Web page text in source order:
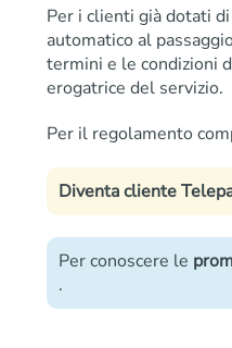
Per i clienti già dotati
automatico al
termini e le condizioni
erogatrice del servizio.
Per il regolamento
Diventa cliente
Per conoscere le
.